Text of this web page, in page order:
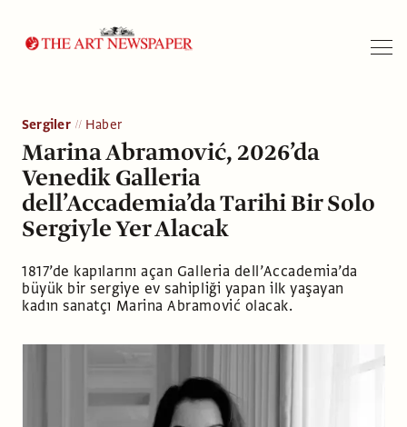
Sergiler Haber
Marina Abramović, 2026’da
Venedik Galleria
dell’Accademia’da Tarihi Bir Solo
Sergiyle Yer Alacak
1817’de kapılarını açan Galleria dell’Accademia’da
büyük bir sergiye ev sahipliği yapan ilk yaşayan
kadın sanatçı Marina Abramović olacak.